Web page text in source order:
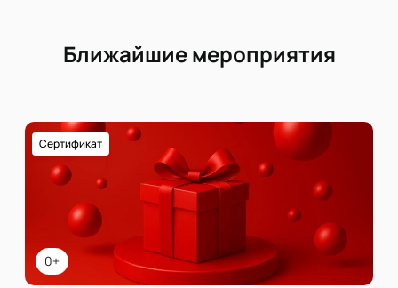
Ближайшие мероприятия
0+
Сертификат